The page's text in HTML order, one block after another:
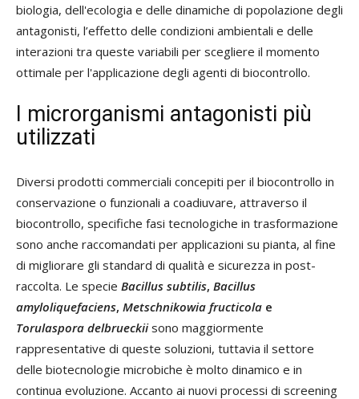
biologia, dell'ecologia e delle dinamiche di popolazione degli
antagonisti, l’effetto delle condizioni ambientali e delle
interazioni tra queste variabili per scegliere il momento
ottimale per l'applicazione degli agenti di biocontrollo.
I microrganismi antagonisti più
utilizzati
Diversi prodotti commerciali concepiti per il biocontrollo in
conservazione o funzionali a coadiuvare, attraverso il
biocontrollo, specifiche fasi tecnologiche in trasformazione
sono anche raccomandati per applicazioni su pianta, al fine
di migliorare gli standard di qualità e sicurezza in post-
raccolta. Le specie Bacillus subtilis, Bacillus
amyloliquefaciens, Metschnikowia fructicola e
Torulaspora delbrueckiisono maggiormente
rappresentative di queste soluzioni, tuttavia il settore
delle biotecnologie microbiche è molto dinamico e in
continua evoluzione. Accanto ai nuovi processi di screening